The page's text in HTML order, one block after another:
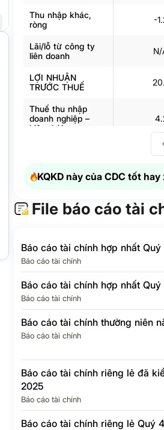
Thu nhập khác,
ròng
-
Lãi/lỗ từ công ty
liên doanh
N/
LỢI NHUẬN
TRƯỚC THUẾ
Thuế thu nhập
doanh nghiệp –
hiện thời
N/
nhập doanh nghiệp
Lợi ích của cổ
đông thiểu số
Lợi nhuận của Cổ
đông của Công ty
mẹ
15.9
EPS Quý
KQKD này của CDC tốt
File báo cáo tài
Báo cáo tài chính hợp nhất
Báo cáo tài chính
Báo cáo tài chính hợp nhất Quý
Báo cáo tài chính
Báo cáo tài chính thường niên
Báo cáo tài chính
Báo cáo tài chính riêng lẻ đã
2025
Báo cáo tài chính
Báo cáo tài chính riêng lẻ Quý